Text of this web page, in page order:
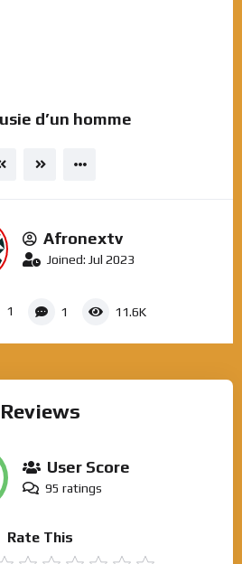
d’un homme
Afronextv
Joined: Jul 2023
1 1 11.6K
Reviews
User Score
95 ratings
Rate This